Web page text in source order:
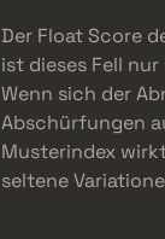
Der Float Score
ist dieses Fell
Wenn sich der
Abschürfungen
Musterindex
seltene